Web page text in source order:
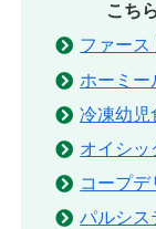
こち
ファース
ホーミー
冷凍幼児
オイシッ
コープデ
パルシス